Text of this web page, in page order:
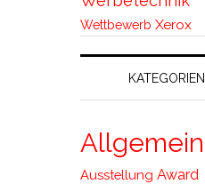
Wettbewerb Xerox
KATEGORIEN
Allgemein
Ausstellung Award